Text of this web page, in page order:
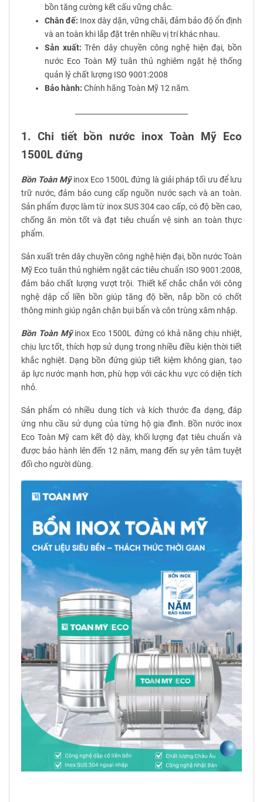
bồn tăng cường kết cấu vững chắc.
Chân đế: Inox dày dặn, vững chãi, đảm bảo độ ổn định
và an toàn khi lắp đặt trên nhiều vị trí khác nhau.
Sản xuất:Trên dây chuyền công nghệ hiện đại, bồn
nước Eco Toàn Mỹ tuân thủ nghiêm ngặt hệ thống
quản lý chất lượng ISO 9001:2008
Bảo hành: Chính hãng Toàn Mỹ 12 năm.
1. Chi tiết bồn nước inox Toàn Mỹ Eco
1500L đứng
Bồn Toàn Mỹinox Eco 1500L đứng là giải pháp tối ưu để lưu
trữ nước, đảm bảo cung cấp nguồn nước sạch và an toàn.
Sản phẩm được làm từ inox SUS 304 cao cấp, có độ bền cao,
chống ăn mòn tốt và đạt tiêu chuẩn vệ sinh an toàn thực
phẩm.
Sản xuất trên dây chuyền công nghệ hiện đại, bồn nước Toàn
Mỹ Eco tuân thủ nghiêm ngặt các tiêu chuẩn ISO 9001:2008,
đảm bảo chất lượng vượt trội. Thiết kế chắc chắn với công
nghệ dập cổ liền bồn giúp tăng độ bền, nắp bồn có chốt
thông minh giúp ngăn chặn bụi bẩn và côn trùng xâm nhập.
Bồn Toàn Mỹinox Eco 1500L đứng có khả năng chịu nhiệt,
chịu lực tốt, thích hợp sử dụng trong nhiều điều kiện thời tiết
khắc nghiệt. Dạng bồn đứng giúp tiết kiệm không gian, tạo
áp lực nước mạnh hơn, phù hợp với các khu vực có diện tích
nhỏ.
Sản phẩm có nhiều dung tích và kích thước đa dạng, đáp
ứng nhu cầu sử dụng của từng hộ gia đình. Bồn nước inox
Eco Toàn Mỹ cam kết độ dày, khối lượng đạt tiêu chuẩn và
được bảo hành lên đến 12 năm, mang đến sự yên tâm tuyệt
đối cho người dùng.